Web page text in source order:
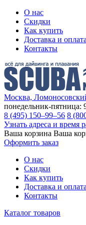
О нас
Скидки
Как купить
Доставка и оплата
Контакты
Москва,
понедельник-пятница:
8 (495) 150–99–56 8
Узнать адреса и время
Ваша корзина Ваша
Оформить заказ
О нас
Скидки
Как купить
Доставка и оплата
Контакты
Каталог товаров